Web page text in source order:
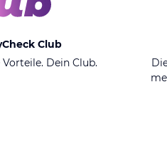
Club
Dein Club.